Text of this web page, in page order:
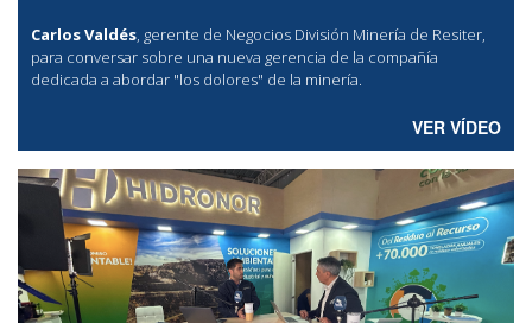
Carlos Valdés, gerente de Negocios División Minería de Resiter,
para conversar sobre una nueva gerencia de la compañía
dedicada a abordar "los dolores" de la minería.
VER VÍDEO